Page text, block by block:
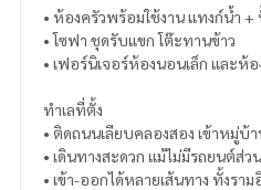
• ห้องครัวพร้อมใช้งาน แทงก์น้ำ +
• โซฟา ชุดรับแขก โต๊ะทานข้าว
• เฟอร์นิเจอร์ห้องนอนเล็ก และห้
ทำเลที่ตั้ง
• ติดถนนเลียบคลองสอง เข้าหมู่บ้
• เดินทางสะดวก แม้ไม่มีรถยนต์ส่ว
• เข้า-ออกได้หลายเส้นทาง ทั้งรา